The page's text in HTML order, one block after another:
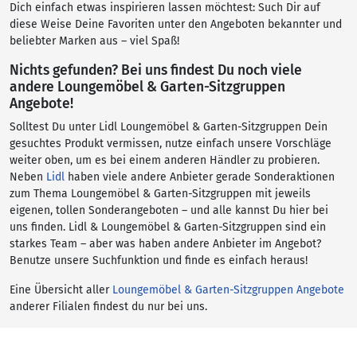
Dich einfach etwas inspirieren lassen möchtest: Such Dir auf
diese Weise Deine Favoriten unter den Angeboten bekannter und
beliebter Marken aus – viel Spaß!
Nichts gefunden? Bei uns findest Du noch viele
andere Loungemöbel & Garten-Sitzgruppen
Angebote!
Solltest Du unter Lidl Loungemöbel & Garten-Sitzgruppen Dein
gesuchtes Produkt vermissen, nutze einfach unsere Vorschläge
weiter oben, um es bei einem anderen Händler zu probieren.
Neben Lidl haben viele andere Anbieter gerade Sonderaktionen
zum Thema Loungemöbel & Garten-Sitzgruppen mit jeweils
eigenen, tollen Sonderangeboten – und alle kannst Du hier bei
uns finden. Lidl & Loungemöbel & Garten-Sitzgruppen sind ein
starkes Team – aber was haben andere Anbieter im Angebot?
Benutze unsere Suchfunktion und finde es einfach heraus!
Eine Übersicht aller Loungemöbel & Garten-Sitzgruppen Angebote
anderer Filialen findest du nur bei uns.